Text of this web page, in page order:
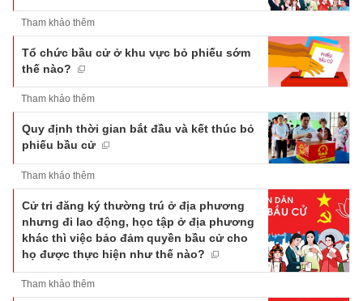
Tham khảo thêm
Tổ chức bầu cử ở khu vực bỏ phiếu sớm
thế nào?
Tham khảo thêm
Quy định thời gian bắt đầu và kết thúc bỏ
phiếu bầu cử
Tham khảo thêm
Cử tri đăng ký thường trú ở địa phương
nhưng đi lao động, học tập ở địa phương
khác thì việc bảo đảm quyền bầu cử cho
họ được thực hiện như thế nào?
Tham khảo thêm